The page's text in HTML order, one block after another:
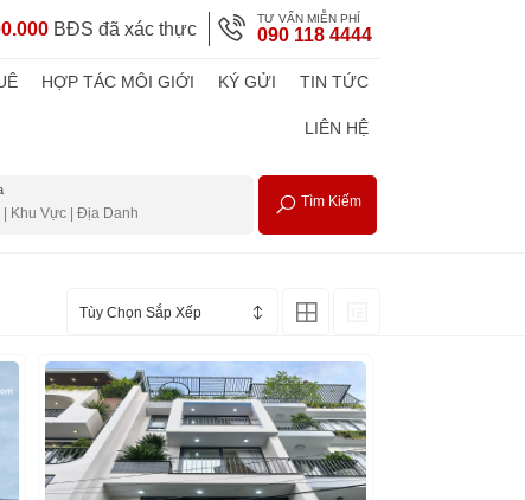
BĐS đã xác thực TƯ VẤN MIỄN PHÍ
090 118 4444
HỢP TÁC MÔI GIỚI KÝ GỬI TIN TỨC
LIÊN HỆ
Tìm Kiếm
Tùy Chọn Sắp Xếp